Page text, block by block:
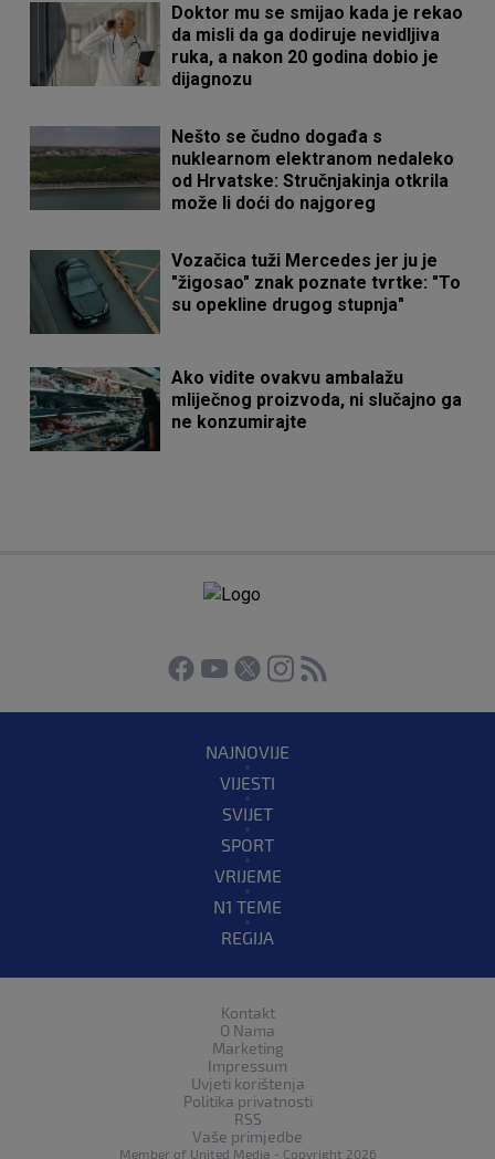
Doktor mu se smijao kada je rekao
da misli da ga dodiruje nevidljiva
ruka, a nakon 20 godina dobio je
dijagnozu
Nešto se čudno događa s
nuklearnom elektranom nedaleko
od Hrvatske: Stručnjakinja otkrila
može li doći do najgoreg
Vozačica tuži Mercedes jer ju je
"žigosao" znak poznate tvrtke: "To
su opekline drugog stupnja"
Ako vidite ovakvu ambalažu
mliječnog proizvoda, ni slučajno ga
ne konzumirajte
NAJNOVIJE
VIJESTI
SVIJET
SPORT
VRIJEME
N1 TEME
REGIJA
Kontakt
O Nama
Marketing
Impressum
Uvjeti korištenja
Politika privatnosti
RSS
Vaše primjedbe
Member of United Media - Copyright 2026